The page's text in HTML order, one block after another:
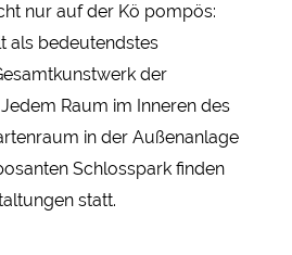
nur auf der Kö pompös:
als bedeutendstes
der
Raum im Inneren des
in der Außenanlage
Schlosspark finden
statt.